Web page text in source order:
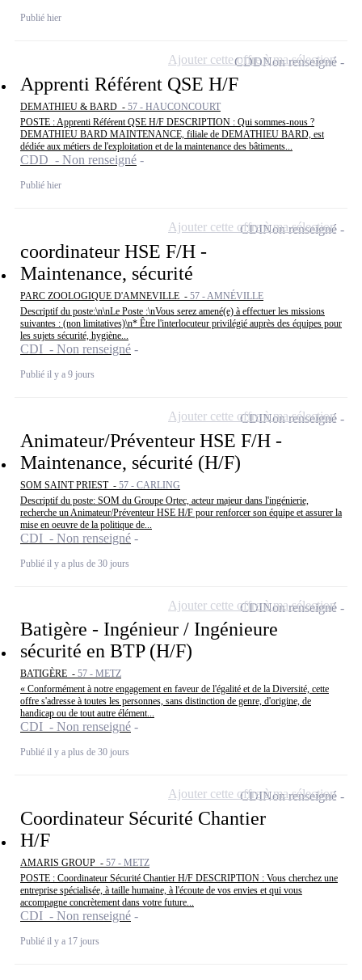
Publié hier
Apprenti Référent QSE H/F
DEMATHIEU & BARD - 57 - HAUCONCOURT
POSTE : Apprenti Référent QSE H/F DESCRIPTION : Qui sommes-nous ?
DEMATHIEU BARD MAINTENANCE, filiale de DEMATHIEU BARD, est
dédiée aux métiers de l'exploitation et de la maintenance des bâtiments...
CDD - Non renseigné
Publié hier
CDDNon renseigné
Ajouter cette offre à ma sélection
coordinateur HSE F/H -
Maintenance, sécurité
PARC ZOOLOGIQUE D'AMNEVILLE - 57 - AMNÉVILLE
Descriptif du poste:\n\nLe Poste :\nVous serez amené(e) à effectuer les missions
suivantes : (non limitatives)\n* Être l'interlocuteur privilégié auprès des équipes pour
les sujets sécurité, hygiène...
CDI - Non renseigné
Publié il y a 9 jours
CDINon renseigné
Ajouter cette offre à ma sélection
Animateur/Préventeur HSE F/H -
Maintenance, sécurité (H/F)
SOM SAINT PRIEST - 57 - CARLING
Descriptif du poste: SOM du Groupe Ortec, acteur majeur dans l'ingénierie,
recherche un Animateur/Préventeur HSE H/F pour renforcer son équipe et assurer la
mise en oeuvre de la politique de...
CDI - Non renseigné
Publié il y a plus de 30 jours
CDINon renseigné
Ajouter cette offre à ma sélection
Batigère - Ingénieur / Ingénieure
sécurité en BTP (H/F)
BATIGÈRE - 57 - METZ
« Conformément à notre engagement en faveur de l'égalité et de la Diversité, cette
offre s'adresse à toutes les personnes, sans distinction de genre, d'origine, de
handicap ou de tout autre élément...
CDI - Non renseigné
Publié il y a plus de 30 jours
CDINon renseigné
Ajouter cette offre à ma sélection
Coordinateur Sécurité Chantier
H/F
AMARIS GROUP - 57 - METZ
POSTE : Coordinateur Sécurité Chantier H/F DESCRIPTION : Vous cherchez une
entreprise spécialisée, à taille humaine, à l'écoute de vos envies et qui vous
accompagne concrètement dans votre future...
CDI - Non renseigné
Publié il y a 17 jours
CDINon renseigné
Ajouter cette offre à ma sélection